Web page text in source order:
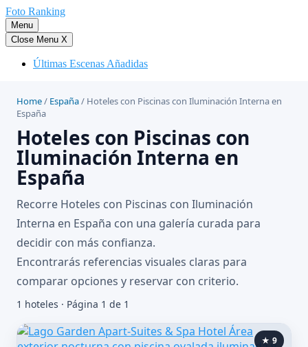
Saltar
al
contenido
Foto Ranking
Menu
Close Menu X
Últimas Escenas Añadidas
Home/ España/ Hoteles con Piscinas con Iluminación Interna en
España
Hoteles con Piscinas con
Iluminación Interna en
España
Recorre Hoteles con Piscinas con Iluminación
Interna en España con una galería curada para
decidir con más confianza.
Encontrarás referencias visuales claras para
comparar opciones y reservar con criterio.
1 hoteles · Página 1 de 1
★ 9